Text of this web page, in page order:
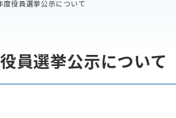
度役員選挙公示について
員選挙公示について